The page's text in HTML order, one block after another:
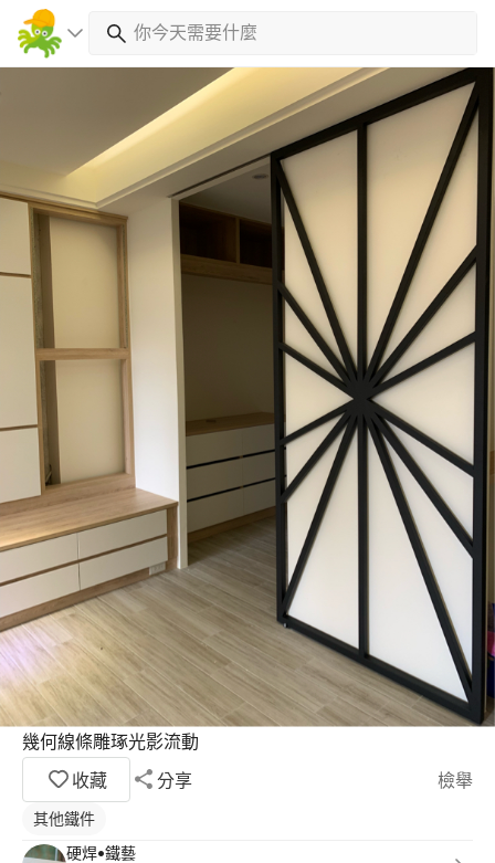
幾何線條雕琢光影流動
收藏
分享 檢舉
其他鐵件
硬焊•鐵藝